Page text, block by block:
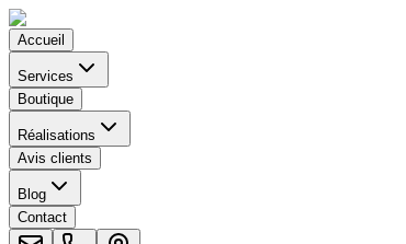
Accueil
Services
Boutique
Réalisations
Avis clients
Blog
Contact